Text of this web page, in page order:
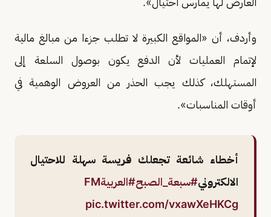
وأردف، أن «المواقع الكبيرة لا تطلب جزءا من مبالغ مالية
لإتمام العمليات لأن الدفع يكون بوصول السلعة إلى
المستهلك، كذلك يجب الحذر من العروض الوهمية في
أوقات المناسبات».
أخطاء شائعة تجعلك فريسة سهلة للاحتيال
الالكتروني#سبعة_الصبح#العربيةFM
pic.twitter.com/vxawXeHKCg